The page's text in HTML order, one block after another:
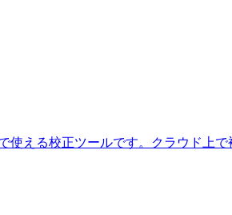
使える校正ツールです。クラウド上で